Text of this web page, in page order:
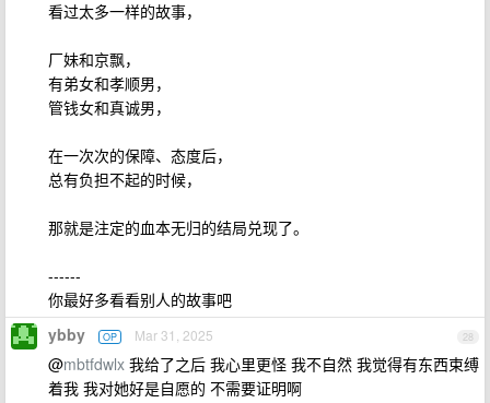
看过太多一样的故事，
厂妹和京飘，
有弟女和孝顺男，
管钱女和真诚男，
在一次次的保障、态度后，
总有负担不起的时候，
那就是注定的血本无归的结局兑现了。
------
你最好多看看别人的故事吧
28
ybby OP Mar 31, 2025
@mbtfdwlx 我给了之后 我心里更怪 我不自然 我觉得有东西束缚
着我 我对她好是自愿的 不需要证明啊